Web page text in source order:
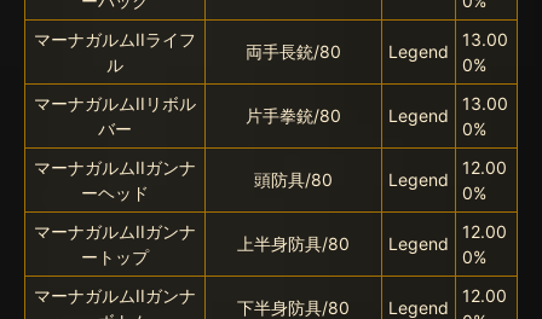
マーナガルムIIライフ
ル
両手長銃/80 Legend
13.00
0%
マーナガルムIIリボル
バー
片手拳銃/80 Legend
13.00
0%
マーナガルムIIガンナ
ーヘッド
頭防具/80 Legend
12.00
0%
マーナガルムIIガンナ
ートップ
上半身防具/80 Legend
12.00
0%
マーナガルムIIガンナ
下半身防具/80 Legend
12.00